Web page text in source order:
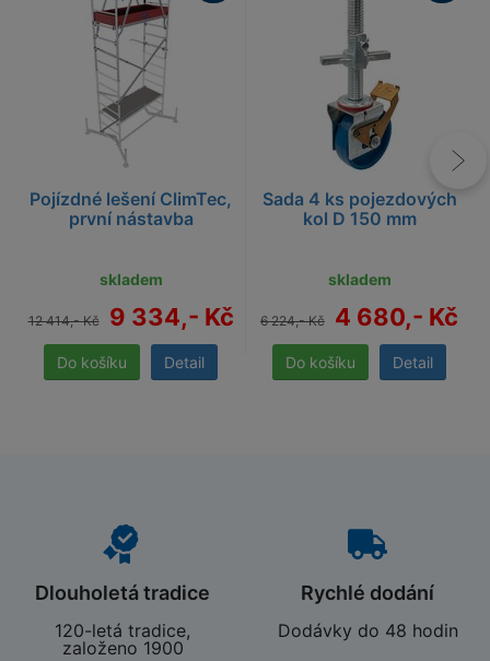
Pojízdné lešení ClimTec,
první nástavba
skladem
12 414,- Kč 9 334,- Kč
Detail
Sada 4 ks pojezdových
kol D 150 mm
skladem
6 224,- Kč 4 680,- Kč
Detail
Dlouholetá tradice
120-letá tradice,
založeno 1900
Rychlé dodání
Dodávky do 48 hodin